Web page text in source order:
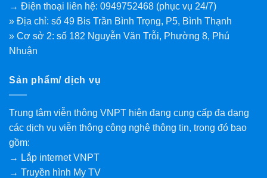
→ Điện thoại liên hệ: 0949752468 (phục vụ 24/7)
» Địa chỉ: số 49 Bis Trần Bình Trọng, P5, Bình Thạnh
» Cơ sở 2: số 182 Nguyễn Văn Trỗi, Phường 8, Phú
Nhuận
Sản phẩm/ dịch vụ
Trung tâm viễn thông VNPT hiện đang cung cấp đa dạng
các dịch vụ viễn thông công nghệ thông tin, trong đó bao
gồm:
→ Lắp internet VNPT
→ Truyền hình My TV